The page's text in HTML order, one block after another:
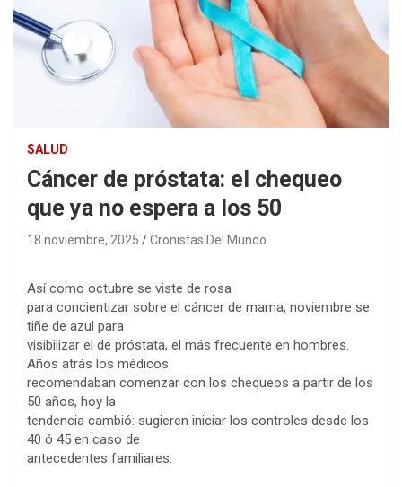
SALUD
Cáncer de próstata: el chequeo
que ya no espera a los 50
18 noviembre, 2025 Cronistas Del Mundo
Así como octubre se viste de rosa
para concientizar sobre el cáncer de mama, noviembre se
tiñe de azul para
visibilizar el de próstata, el más frecuente en hombres.
Años atrás los médicos
recomendaban comenzar con los chequeos a partir de los
50 años, hoy la
tendencia cambió: sugieren iniciar los controles desde los
40 ó 45 en caso de
antecedentes familiares.